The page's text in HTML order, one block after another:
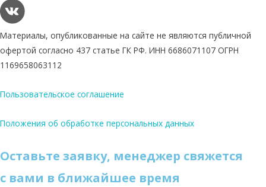
Материалы, опубликованные на сайте не являются публичной
офертой согласно 437 статье ГК РФ. ИНН 6686071107 ОГРН
1169658063112
Пользовательское соглашение
Положения об обработке персональных данных
Оставьте заявку, менеджер свяжется
с вами в ближайшее время